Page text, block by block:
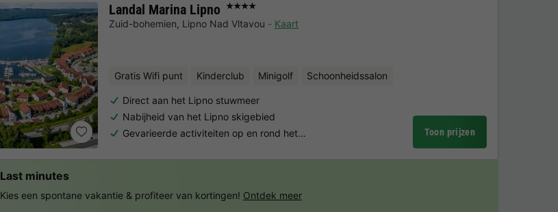
Landal Marina Lipno ★★★★
Zuid-bohemien, Lipno Nad Vltavou Kaart
Gratis Wifi punt Kinderclub Minigolf Schoonheidssalon
Direct aan het Lipno stuwmeer
Nabijheid van het Lipno skigebied
Gevarieerde activiteiten op en rond het…
Toon prijzen
Last minutes
Kies een spontane vakantie & profiteer van kortingen! Ontdek meer